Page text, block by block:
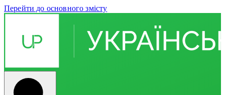
Перейти до основного змісту